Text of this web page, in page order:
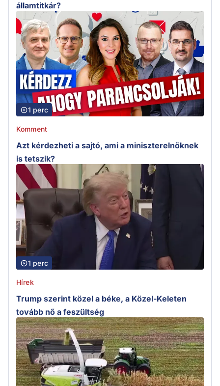
államtitkár?
1 perc
Komment
Azt kérdezheti a sajtó, ami a miniszterelnöknek
is tetszik?
1 perc
Hírek
Trump szerint közel a béke, a Közel-Keleten
tovább nő a feszültség